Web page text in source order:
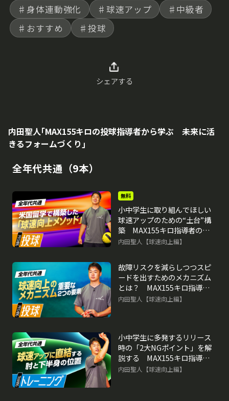
♯身体連動強化
♯球速アップ
♯中級者
♯おすすめ
♯投球
シェアする
内田聖人｢MAX155キロの投球指導者から学ぶ 未来に活
きるフォームづくり｣
全年代共通（9本）
再生中
無料
小中学生に取り組んでほしい
球速アップのための“土台”構
築 MAX155キロ指導者の未
来に活きるフォーム作り
内田聖人【球速向上編】
故障リスクを減らしつつスピ
ードを出すためのメカニズム
とは？ MAX155キロ指導者
の未来に活きるフォーム作り
内田聖人【球速向上編】
小中学生に多発するリリース
時の「2大NGポイント」を解
説する MAX155キロ指導者
の未来に活きるフォーム作り
内田聖人【球速向上編】